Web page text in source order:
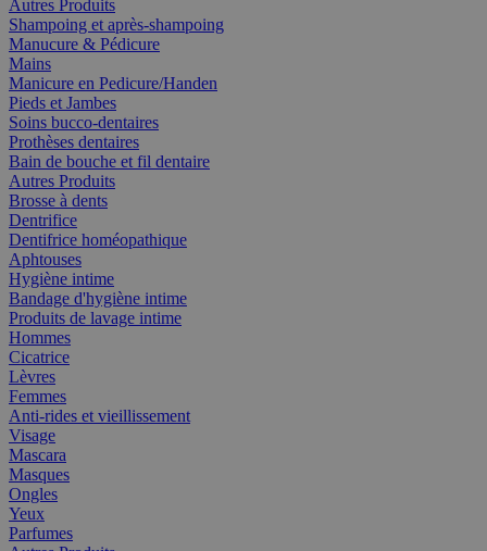
Autres Produits
Shampoing et après-shampoing
Manucure & Pédicure
Mains
Manicure en Pedicure/Handen
Pieds et Jambes
Soins bucco-dentaires
Prothèses dentaires
Bain de bouche et fil dentaire
Autres Produits
Brosse à dents
Dentrifice
Dentifrice homéopathique
Aphtouses
Hygiène intime
Bandage d'hygiène intime
Produits de lavage intime
Hommes
Cicatrice
Lèvres
Femmes
Anti-rides et vieillissement
Visage
Mascara
Masques
Ongles
Yeux
Parfumes